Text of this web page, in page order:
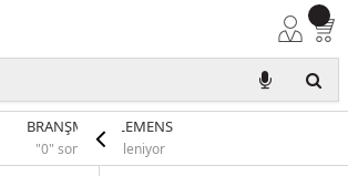
BRANŞMAN KLEMENS
"0" sonuç listeleniyor